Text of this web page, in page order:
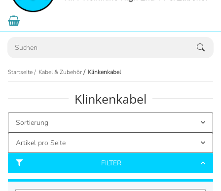
Startseite Kabel & Zubehör Klinkenkabel
Klinkenkabel
FILTER
Sortierung
Artikel pro Seite